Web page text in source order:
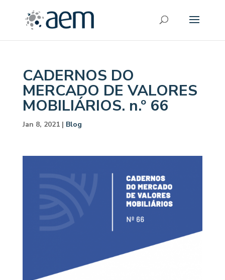
CADERNOS DO
MERCADO DE VALORES
MOBILIÁRIOS. n.º 66
Jan 8, 2021| Blog